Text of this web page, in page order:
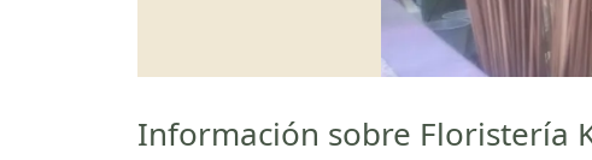
Información sobre Floristería